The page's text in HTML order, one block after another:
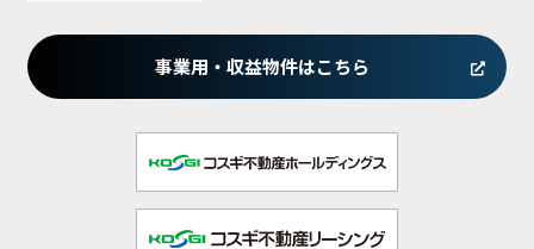
事業用・収益物件はこちら